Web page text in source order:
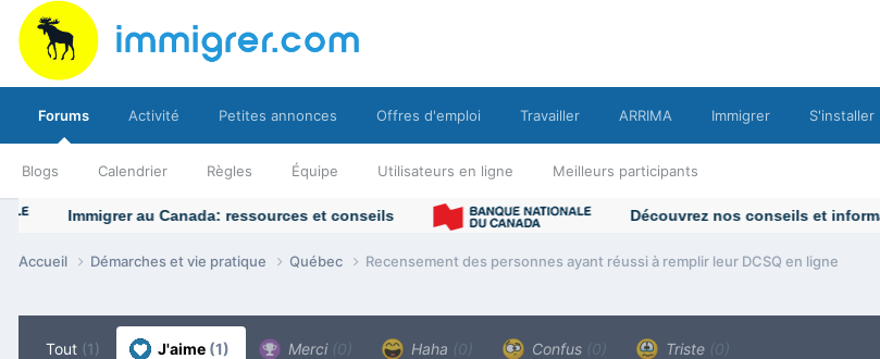
Forums
Blogs Calendrier Règles Équipe Utilisateurs en ligne Meilleurs participants
Activité Petites annonces Offres d'emploi Travailler ARRIMA Immigrer S'installer
Accueil Démarches et vie pratique Québec Recensement des personnes ayant réussi à remplir leur DCSQ en ligne
Tout (1) J'aime (1) Merci (0) Haha (0) Confus (0) Triste (0)